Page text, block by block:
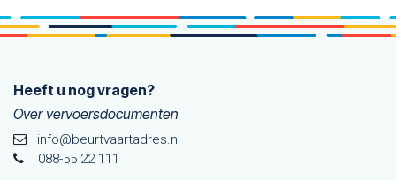
Heeft u nog vragen?
Over vervoersdocumenten
info@beurtvaartadres.nl
088-55 22 111